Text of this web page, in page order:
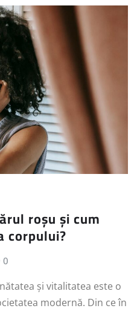
roșu și cum
corpului?
0
și vitalitatea este o
modernă. Din ce în